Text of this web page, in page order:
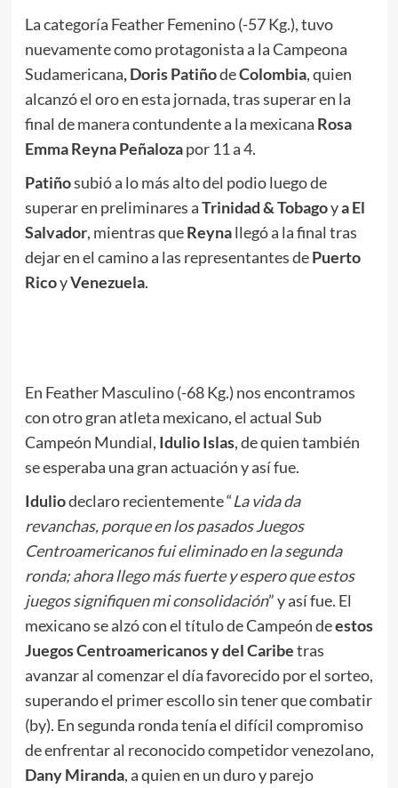
La categoría Feather Femenino (-57 Kg.), tuvo
nuevamente como protagonista a la Campeona
Sudamericana, Doris PatiñodeColombia, quien
alcanzó el oro en esta jornada, tras superar en la
final de manera contundente a la mexicana Rosa
Emma Reyna Peñalozapor 11 a 4.
Patiñosubió a lo más alto del podio luego de
superar en preliminares aTrinidad & Tobagoya El
Salvador, mientras queReynallegó a la final tras
dejar en el camino a las representantes dePuerto
RicoyVenezuela.
En Feather Masculino (-68 Kg.) nos encontramos
con otro gran atleta mexicano, el actual Sub
Campeón Mundial, Idulio Islas, de quien también
se esperaba una gran actuación y así fue.
Iduliodeclaro recientemente “La vida da
revanchas, porque en los pasados Juegos
Centroamericanos fui eliminado en la segunda
ronda; ahora llego más fuerte y espero que estos
juegos signifiquen mi consolidación” y así fue. El
mexicano se alzó con el título de Campeón deestos
Juegos Centroamericanos y del Caribetras
avanzar al comenzar el día favorecido por el sorteo,
superando el primer escollo sin tener que combatir
(by). En segunda ronda tenía el difícil compromiso
de enfrentar al reconocido competidor venezolano,
Dany Miranda, a quien en un duro y parejo